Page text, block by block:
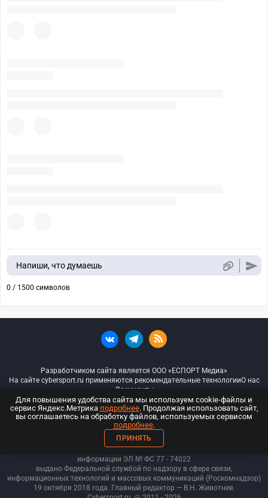
Напиши, что думаешь
0 / 1500 символов
Разработчиком сайта является ООО «ЕСПОРТ Медиа»
На сайте cybersport.ru применяются рекомендательные технологииО нас
Документы
© ООО «Киберспорт.ру» — Все права защищены
18+
ООО «Киберспорт.ру». Свидетельство о регистрации средств массовой
информации ЭЛ № ФС 77 - 74022
выдано Федеральной службой по надзору в сфере связи,
информационных технологий и массовых коммуникаций (Роскомнадзор)
19 октября 2018 года. Главный редактор — В.Н. Животнев.
Для повышения удобства сайта мы используем cookie-файлы и
сервис Яндекс.Метрика подробнее. Продолжая использовать сайт,
вы соглашаетесь на обработку файлов, используемых сервисом
подробнее.
ПРИНЯТЬ